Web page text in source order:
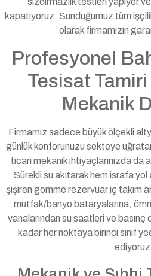
kapatıyoruz. Sunduğumuz tüm
olarak firmamızın
Profesyonel
Tesisat
Mekanik
Firmamız sadece büyük ölçekli
günlük konforunuzu sekteye
ticari mekanik ihtiyaçlarınızda da
Sürekli su akıtarak hem israfa yol
şişiren gömme rezervuar iç takım
mutfak/banyo bataryalarına,
vanalarından su saatleri ve basınç
kadar her noktaya birinci sınıf